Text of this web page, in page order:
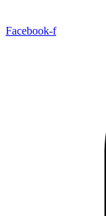
Facebook-f